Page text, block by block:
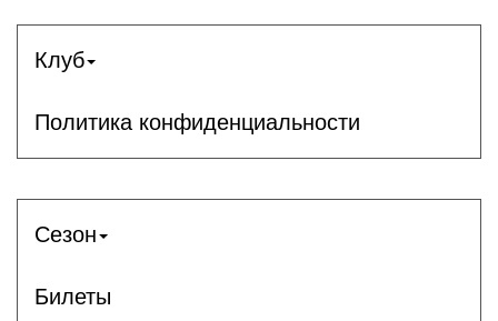
Клуб
Политика конфиденциальности
Сезон
Билеты